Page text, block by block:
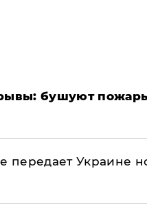
бушуют
передает Украине